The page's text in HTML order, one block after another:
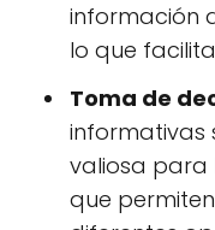
información
lo que
Toma de
informativas
valiosa para
que